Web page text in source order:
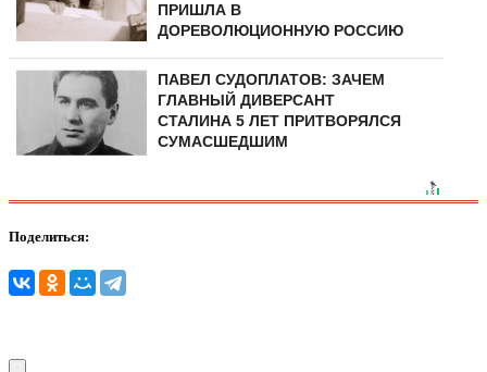
ПРИШЛА В
ДОРЕВОЛЮЦИОННУЮ РОССИЮ
ПАВЕЛ СУДОПЛАТОВ: ЗАЧЕМ
ГЛАВНЫЙ ДИВЕРСАНТ
СТАЛИНА 5 ЛЕТ ПРИТВОРЯЛСЯ
СУМАСШЕДШИМ
Поделиться: